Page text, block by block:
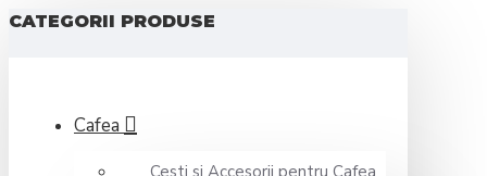
CATEGORII PRODUSE
Cafea
Cesti si Accesorii pentru Cafea